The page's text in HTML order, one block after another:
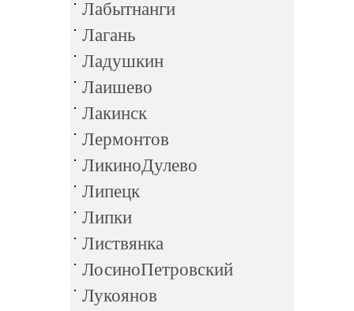
Лабытнанги
Лагань
Ладушкин
Лаишево
Лакинск
Лермонтов
ЛикиноДулево
Липецк
Липки
Листвянка
ЛосиноПетровский
Лукоянов